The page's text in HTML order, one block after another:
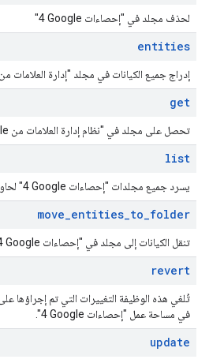
لحذف مجلد في "إحصاءات Google‏ 4"
entities
إدراج جميع الكيانات في مجلد "إدارة العلامات من Google"
get
تحصل على مجلد في "نظام إدارة العلامات من Google".
list
يسرد جميع مجلدات "إحصاءات Google‏ 4" لحاوية معيّنة.
move_entities_to_folder
تنقل الكيانات إلى مجلد في "إحصاءات Google‏ 4".
revert
في مساحة عمل "إحصاءات Google‏ 4".
update